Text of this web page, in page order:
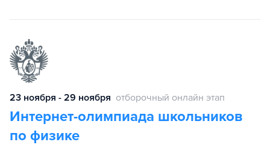
23 ноября - 29 ноября отборочный онлайн этап
Интернет-олимпиада школьников
по физике